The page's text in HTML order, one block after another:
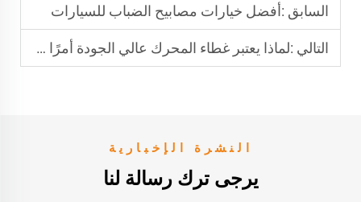
السابق :أفضل خيارات مصابيح الضباب للسيارات
التالي :لماذا يعتبر غطاء المحرك عالي الجودة أمرًا ضروريًا
النشرة الإخبارية
يرجى ترك رسالة لنا